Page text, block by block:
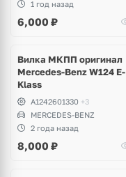
1 год назад
6,000 ₽
Вилка МКПП оригинал
Mercedes-Benz W124 E-
Klass
A1242601330 +3
MERCEDES-BENZ
2 года назад
8,000 ₽